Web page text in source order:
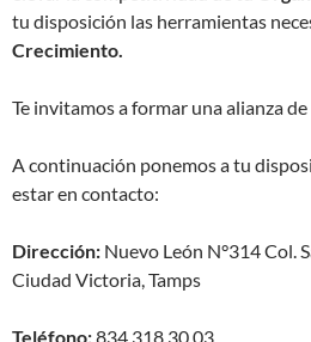
tu disposición las herramientas
Crecimiento.
Te invitamos a formar una alianza
A continuación ponemos a tu
estar en contacto:
Dirección: Nuevo León N°314 Col.
Ciudad Victoria, Tamps
Teléfono:834 318 30 03